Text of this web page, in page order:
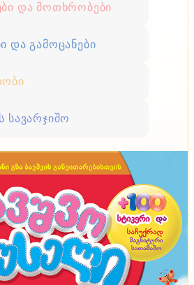
და მოთხრობები
და გამოცანები
სავარჯიშო